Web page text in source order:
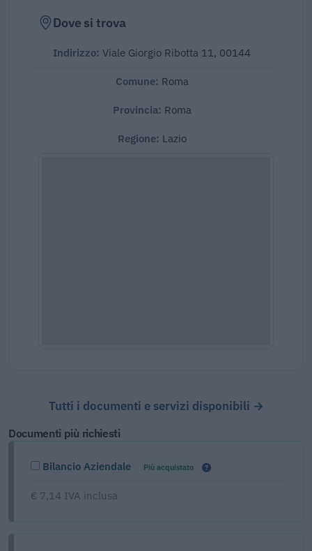
Dove si trova
Indirizzo: Viale Giorgio Ribotta 11, 00144
Comune: Roma
Provincia: Roma
Regione: Lazio
Tutti i documenti e servizi disponibili →
Documenti più richiesti
Bilancio Aziendale Più acquistato
€ 7,14 IVA inclusa